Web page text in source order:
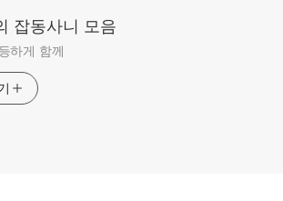
잡동사니 모음
하게 함께